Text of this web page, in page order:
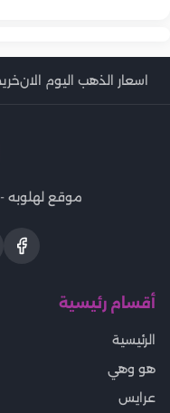
اسعار الذهب اليوم الان
موقع لهلوبه
أقسام رئيسية
الرئيسية
هو وهي
عرايس